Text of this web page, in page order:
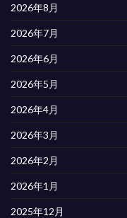
2026年8月
2026年7月
2026年6月
2026年5月
2026年4月
2026年3月
2026年2月
2026年1月
2025年12月